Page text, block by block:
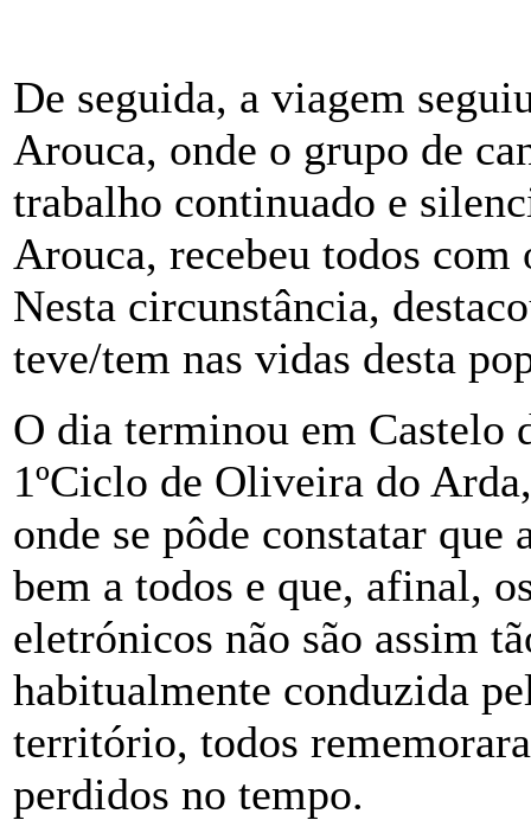
De seguida, a viagem
Arouca, onde o grupo de
trabalho continuado e
Arouca, recebeu todos
Nesta circunstância,
teve/tem nas vidas desta
O dia terminou em Castelo
1ºCiclo de Oliveira do
onde se pôde constatar
bem a todos e que, afinal,
eletrónicos não são assim
habitualmente conduzida
território, todos
perdidos no tempo.